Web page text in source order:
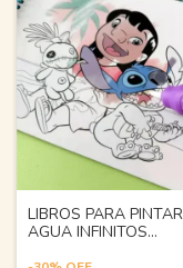
LIBROS PARA PINTAR
AGUA INFINITOS